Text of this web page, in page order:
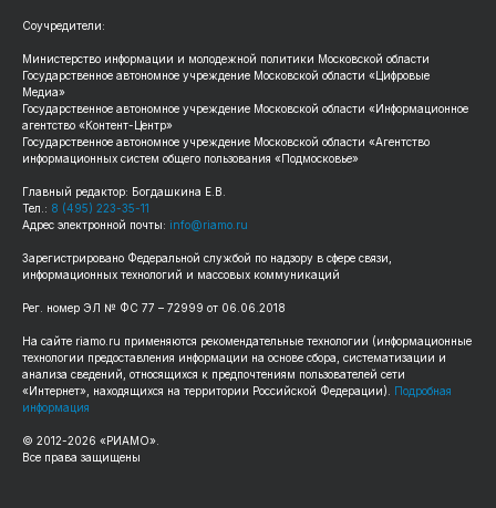
Соучредители:
Министерство информации и молодежной политики Московской области
Государственное автономное учреждение Московской области «Цифровые
Медиа»
Государственное автономное учреждение Московской области «Информационное
агентство «Контент-Центр»
Государственное автономное учреждение Московской области «Агентство
информационных систем общего пользования «Подмосковье»
Главный редактор: Богдашкина Е.В.
Тел.: 8 (495) 223-35-11
Адрес электронной почты: info@riamo.ru
Зарегистрировано Федеральной службой по надзору в сфере связи,
информационных технологий и массовых коммуникаций
Рег. номер ЭЛ № ФС 77 – 72999 от 06.06.2018
На сайте riamo.ru применяются рекомендательные технологии (информационные
технологии предоставления информации на основе сбора, систематизации и
анализа сведений, относящихся к предпочтениям пользователей сети
«Интернет», находящихся на территории Российской Федерации). Подробная
информация
© 2012-2026 «РИАМО».
Все права защищены